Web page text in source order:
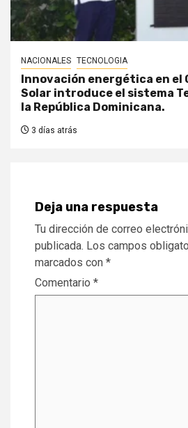
NACIONALES TECNOLOGIA
Innovación energética en el
Solar introduce el sistema
la República Dominicana.
3 días atrás
Deja una respuesta
Tu dirección de correo
publicada. Los campos
marcados con *
Comentario *